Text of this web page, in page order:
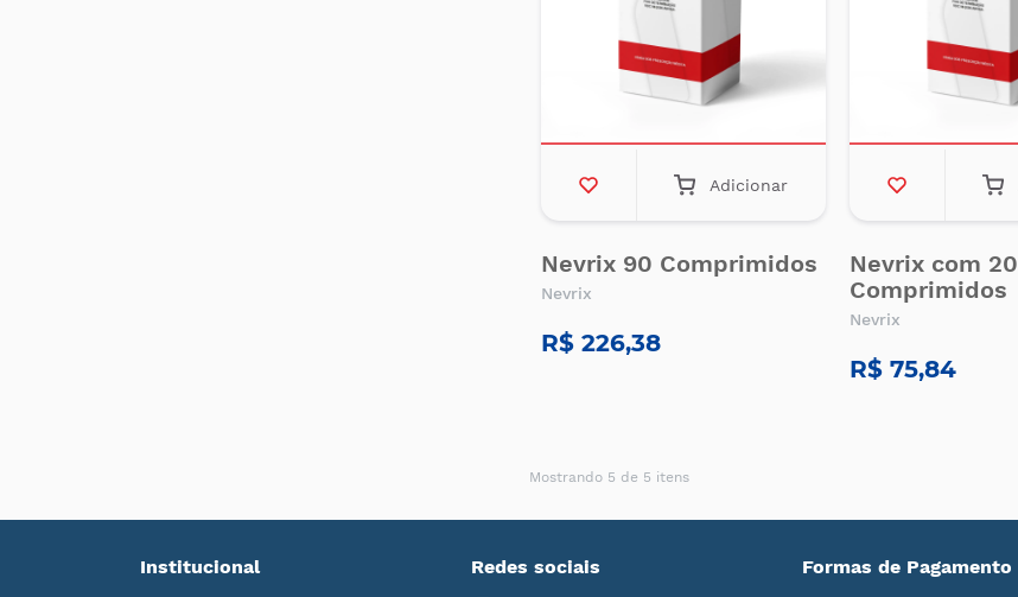
Adicionar
Nevrix 90 Comprimidos
Nevrix
R$ 226,38
Nevrix com 20
Comprimidos
Nevrix
R$ 75,84
Mostrando 5 de 5 itens
Institucional Redes sociais Formas de Pagamento